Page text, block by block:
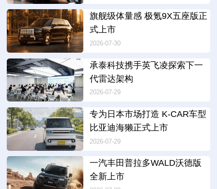
旗舰级体量感 极氪9X五座版正
式上市
2026-07-30
承泰科技携手英飞凌探索下一
代雷达架构
2026-07-29
专为日本市场打造 K-CAR车型
比亚迪海獭正式上市
2026-07-29
一汽丰田普拉多WALD沃德版
全新上市